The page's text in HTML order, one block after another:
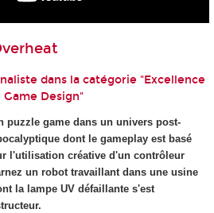
dans la catégorie "Excellence
Game Design"
puzzle game dans un univers post-
dont le gameplay est basé
l'utilisation créative d'un contrôleur
un robot travaillant dans une usine
la lampe UV défaillante s'est